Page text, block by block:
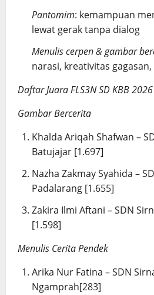
Pantomim: kemampuan
lewat gerak tanpa dialog
Menulis cerpen & gambar
narasi, kreativitas
Daftar Juara FLS3N SD KBB 2026
Gambar Bercerita
Khalda Ariqah Shafwan –
Batujajar [1.697]
Nazha Zakmay Syahida –
Padalarang [1.655]
Zakira Ilmi Aftani – SDN
[1.598]
Menulis Cerita Pendek
Arika Nur Fatina – SDN
Ngamprah[283]